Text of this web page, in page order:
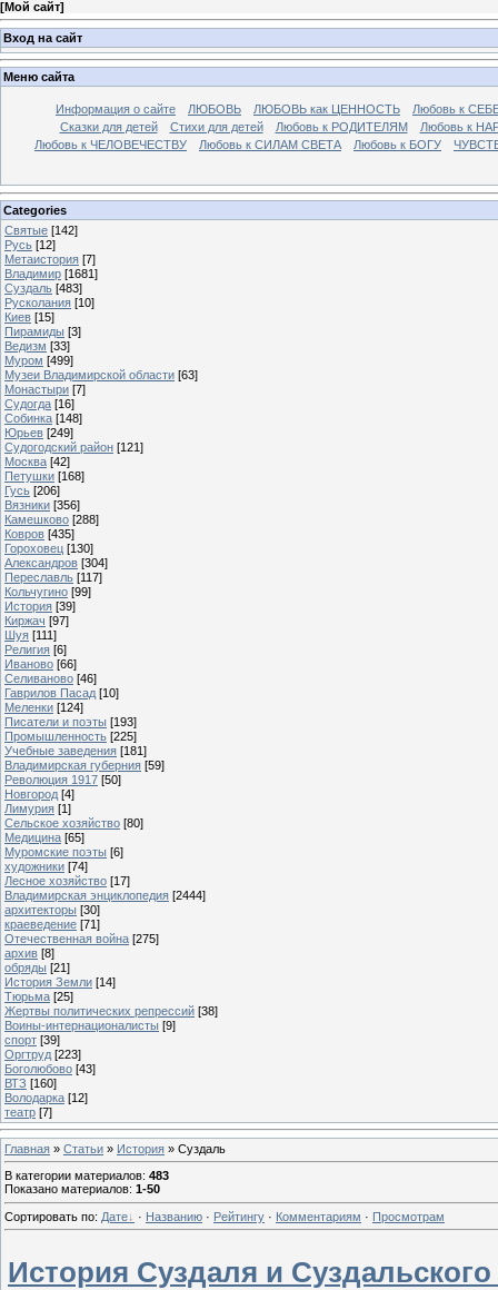
[Мой сайт]
Вход на сайт
Меню сайта
Информация о сайте ЛЮБОВЬ ЛЮБОВЬ как ЦЕННОСТЬ
Любовь к
Сказки для детей
Стихи для детей Любовь к РОДИТЕЛЯМ
Любовь к
Любовь к ЧЕЛОВЕЧЕСТВУ
Любовь к СИЛАМ СВЕТА Любовь к БОГУ
Categories
Святые [142]
Русь [12]
Метаистория [7]
Владимир [1681]
Суздаль [483]
Русколания [10]
Киев [15]
Пирамиды [3]
Ведизм [33]
Муром [499]
Музеи Владимирской области [63]
Монастыри [7]
Судогда [16]
Собинка [148]
Юрьев [249]
Судогодский район [121]
Москва [42]
Петушки [168]
Гусь [206]
Вязники [356]
Камешково [288]
Ковров [435]
Гороховец [130]
Александров [304]
Переславль [117]
Кольчугино [99]
История [39]
Киржач [97]
Шуя [111]
Религия [6]
Иваново [66]
Селиваново [46]
Гаврилов Пасад [10]
Меленки [124]
Писатели и поэты [193]
Промышленность [225]
Учебные заведения [181]
Владимирская губерния [59]
Революция 1917 [50]
Новгород [4]
Лимурия [1]
Сельское хозяйство [80]
Медицина [65]
Муромские поэты [6]
художники [74]
Лесное хозяйство [17]
Владимирская энциклопедия [2444]
архитекторы [30]
краеведение [71]
Отечественная война [275]
архив [8]
обряды [21]
История Земли [14]
Тюрьма [25]
Жертвы политических репрессий [38]
Воины-интернационалисты [9]
спорт [39]
Оргтруд [223]
Боголюбово [43]
ВТЗ [160]
Володарка [12]
театр [7]
Главная » Статьи » История » Суздаль
В категории материалов: 483
Показано материалов: 1-50
Сортировать по: Дате · Названию · Рейтингу · Комментариям · Просмотрам
История Суздаля и